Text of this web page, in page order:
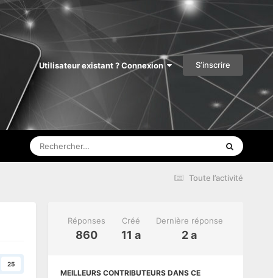
Utilisateur existant ? Connexion S’inscrire
Toute l’activité
25
Réponses
860
Créé
11 a
Dernière réponse
2 a
MEILLEURS CONTRIBUTEURS DANS CE